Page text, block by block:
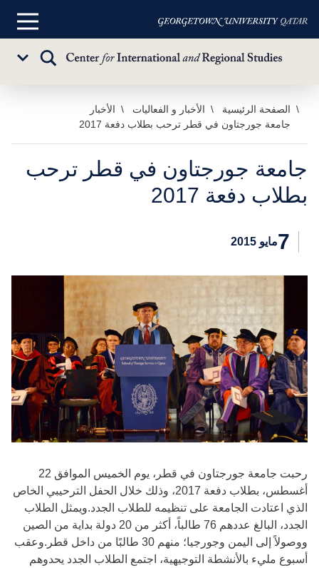
تخطي
المحتوى
الرئيسي
القائمة
تبديل
الصفحة الرئيسية الأخبار و الفعاليات
الأخبار
جامعة جورجتاون في قطر ترحب بطلاب دفعة 2017
جامعة جورجتاون في قطر ترحب
بطلاب دفعة 2017
7مايو 2015
رحبت جامعة جورجتاون في قطر، يوم الخميس الموافق 22
أغسطس، بطلاب دفعة 2017، وذلك خلال الحفل الترحيبي الخاص
الذي اعتادت الجامعة على تنظيمه للطلاب الجدد.ويمثل الطلاب
الجدد، البالغ عددهم 76 طالباً، أكثر من 20 دولة بداية من الصين
ووصولاً إلى اليمن وجورجيا؛ منهم 30 طالبًا من داخل قطر.وعقب
أسبوع مليء بالأنشطة التوجيهية، اجتمع الطلاب الجدد يحدوهم